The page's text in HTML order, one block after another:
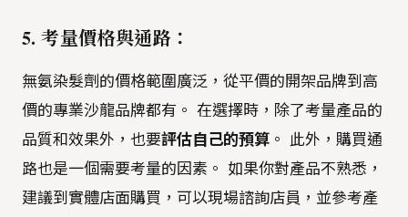
5. 考量價格與通路：
無氨染髮劑的價格範圍廣泛，從平價的開架品牌到高
價的專業沙龍品牌都有。 在選擇時，除了考量產品的
品質和效果外，也要評估自己的預算 。 此外，購買通
路也是一個需要考量的因素。 如果你對產品不熟悉，
建議到實體店面購買，可以現場諮詢店員，並參考產